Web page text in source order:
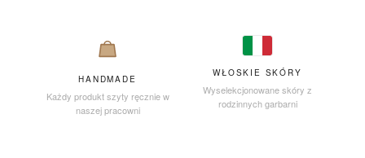
HANDMADE
Każdy produkt szyty ręcznie w
naszej pracowni
WŁOSKIE SKÓRY
Wyselekcjonowane skóry z
rodzinnych garbarni